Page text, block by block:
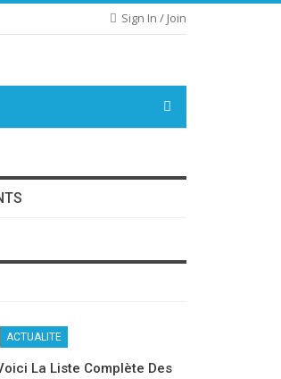
Sign In / Join
ACTUALITE
La Liste Complète Des